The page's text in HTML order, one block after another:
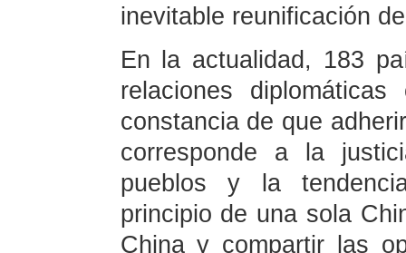
inevitable reunificación
En la actualidad, 183
relaciones
constancia de que
corresponde a la
pueblos y la
principio de una sola
China y compartir las